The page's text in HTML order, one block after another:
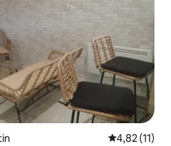
Évaluation
4,82 (11)